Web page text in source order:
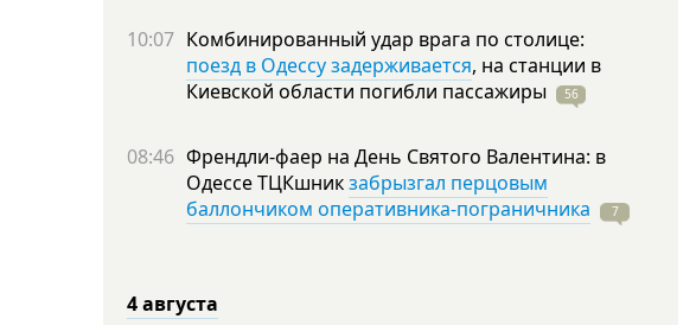
10:07 Комбинированный удар врага по столице:
поезд в Одессу задерживается, на станции в
Киевской области погибли пассажиры 56
08:46 Френдли-фаер на День Святого Валентина: в
Одессе ТЦКшникзабрызгал перцовым
баллончиком оперативника-пограничника
7
4 августа